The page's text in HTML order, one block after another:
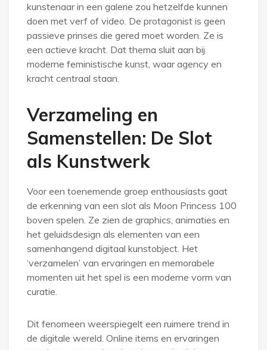
kunstenaar in een galerie zou hetzelfde kunnen
doen met verf of video. De protagonist is geen
passieve prinses die gered moet worden. Ze is
een actieve kracht. Dat thema sluit aan bij
moderne feministische kunst, waar agency en
kracht centraal staan.
Verzameling en
Samenstellen: De Slot
als Kunstwerk
Voor een toenemende groep enthousiasts gaat
de erkenning van een slot als Moon Princess 100
boven spelen. Ze zien de graphics, animaties en
het geluidsdesign als elementen van een
samenhangend digitaal kunstobject. Het
‘verzamelen’ van ervaringen en memorabele
momenten uit het spel is een moderne vorm van
curatie.
Dit fenomeen weerspiegelt een ruimere trend in
de digitale wereld. Online items en ervaringen